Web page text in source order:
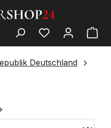
Deutschland